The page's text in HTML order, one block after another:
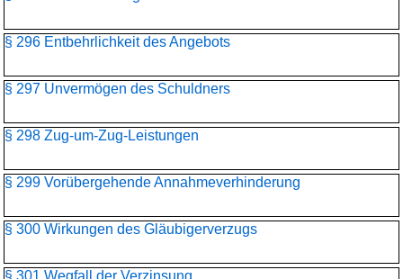
§ 296 Entbehrlichkeit des Angebots
§ 297 Unvermögen des Schuldners
§ 298 Zug-um-Zug-Leistungen
§ 299 Vorübergehende Annahmeverhinderung
§ 300 Wirkungen des Gläubigerverzugs
§ 301 Wegfall der Verzinsung